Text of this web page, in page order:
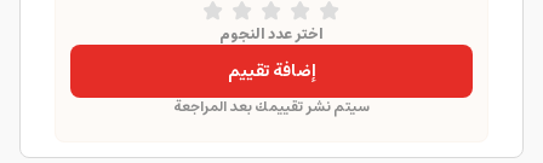
اختر عدد النجوم
إضافة تقييم
سيتم نشر تقييمك بعد المراجعة